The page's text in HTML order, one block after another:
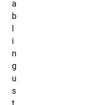
a
b
i
n
g
u
s